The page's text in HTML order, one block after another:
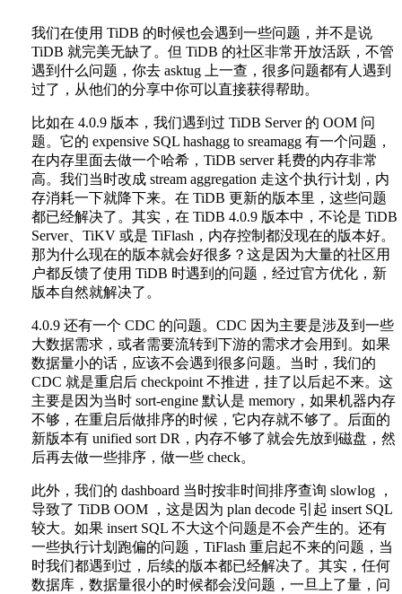
我们在使用 TiDB 的时候也会遇到一些问题，并不是说
TiDB 就完美无缺了。但 TiDB 的社区非常开放活跃，不管
遇到什么问题，你去 asktug 上一查，很多问题都有人遇到
过了，从他们的分享中你可以直接获得帮助。
比如在 4.0.9 版本，我们遇到过 TiDB Server 的 OOM 问
题。它的 expensive SQL hashagg to sreamagg 有一个问题，
在内存里面去做一个哈希，TiDB server 耗费的内存非常
高。我们当时改成 stream aggregation 走这个执行计划，内
存消耗一下就降下来。在 TiDB 更新的版本里，这些问题
都已经解决了。其实，在 TiDB 4.0.9 版本中，不论是 TiDB
Server、TiKV 或是 TiFlash，内存控制都没现在的版本好。
那为什么现在的版本就会好很多？这是因为大量的社区用
户都反馈了使用 TiDB 时遇到的问题，经过官方优化，新
版本自然就解决了。
4.0.9 还有一个 CDC 的问题。CDC 因为主要是涉及到一些
大数据需求，或者需要流转到下游的需求才会用到。如果
数据量小的话，应该不会遇到很多问题。当时，我们的
CDC 就是重启后 checkpoint 不推进，挂了以后起不来。这
主要是因为当时 sort-engine 默认是 memory，如果机器内存
不够，在重启后做排序的时候，它内存就不够了。后面的
新版本有 unified sort DR，内存不够了就会先放到磁盘，然
后再去做一些排序，做一些 check。
此外，我们的 dashboard 当时按非时间排序查询 slowlog ，
导致了 TiDB OOM ，这是因为 plan decode 引起 insert SQL
较大。如果 insert SQL 不大这个问题是不会产生的。还有
一些执行计划跑偏的问题，TiFlash 重启起不来的问题，当
时我们都遇到过，后续的版本都已经解决了。其实，任何
数据库，数据量很小的时候都会没问题，一旦上了量，问